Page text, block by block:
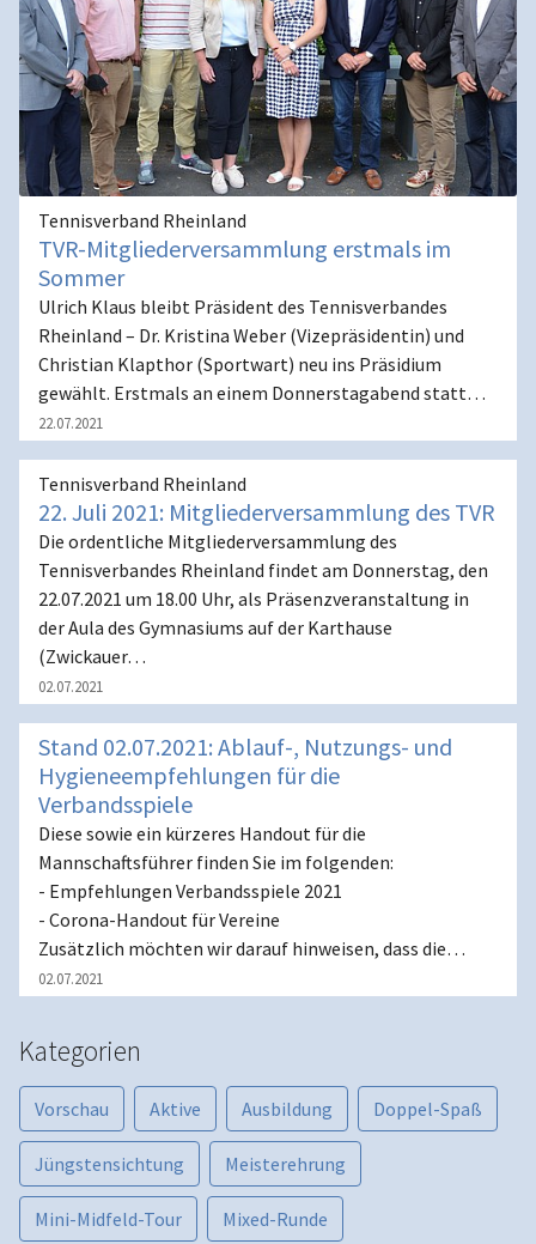
Tennisverband Rheinland
TVR-Mitgliederversammlung erstmals im
Sommer
Ulrich Klaus bleibt Präsident des Tennisverbandes
Rheinland – Dr. Kristina Weber (Vizepräsidentin) und
Christian Klapthor (Sportwart) neu ins Präsidium
gewählt. Erstmals an einem Donnerstagabend statt…
22.07.2021
Tennisverband Rheinland
22. Juli 2021: Mitgliederversammlung des TVR
Die ordentliche Mitgliederversammlung des
Tennisverbandes Rheinland findet am Donnerstag, den
22.07.2021 um 18.00 Uhr, als Präsenzveranstaltung in
der Aula des Gymnasiums auf der Karthause
(Zwickauer…
02.07.2021
Stand 02.07.2021: Ablauf-, Nutzungs- und
Hygieneempfehlungen für die
Verbandsspiele
Diese sowie ein kürzeres Handout für die
Mannschaftsführer finden Sie im folgenden:
- Empfehlungen Verbandsspiele 2021
- Corona-Handout für Vereine
Zusätzlich möchten wir darauf hinweisen, dass die…
02.07.2021
Kategorien
Vorschau Aktive Ausbildung Doppel-Spaß
Jüngstensichtung Meisterehrung
Mini-Midfeld-Tour Mixed-Runde